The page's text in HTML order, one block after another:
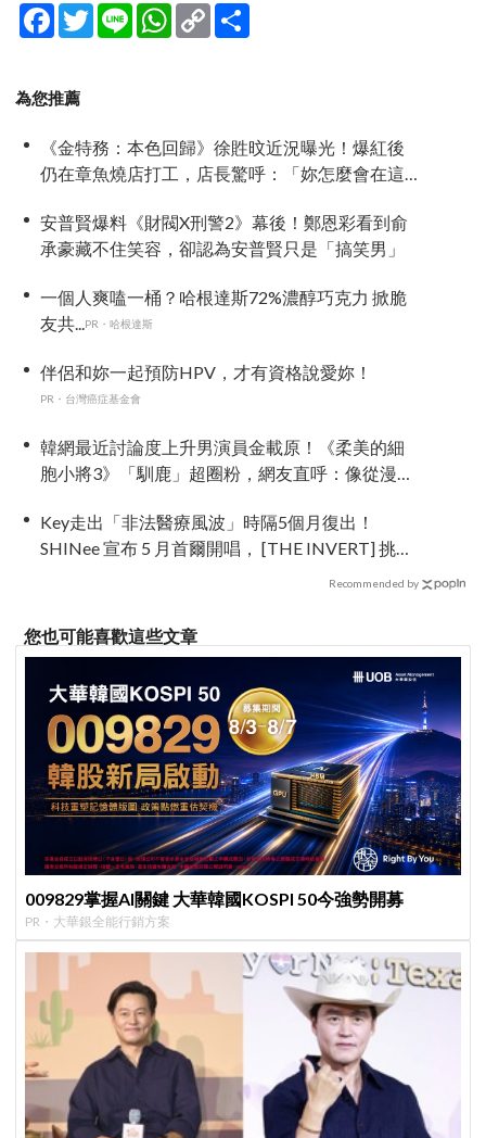
Facebook
TwitterLine WhatsApp
Copy
Link
為您推薦
《金特務：本色回歸》徐貹旼近況曝光！爆紅後
仍在章魚燒店打工，店長驚呼：「妳怎麼會在這
安普賢爆料《財閥X刑警2》幕後！鄭恩彩看到俞
承豪藏不住笑容，卻認為安普賢只是「搞笑男」
一個人爽嗑一桶？哈根達斯72%濃醇巧克力 掀脆
友共...PR・哈根達斯
伴侶和妳一起預防HPV，才有資格說愛妳！
PR・台灣癌症基金會
韓網最近討論度上升男演員金載原！《柔美的細
胞小將3》「馴鹿」超圈粉，網友直呼：像從漫畫
Key走出「非法醫療風波」時隔5個月復出！
SHINee 宣布 5 月首爾開唱， [THE INVERT] 挑戰
Recommended by
您也可能喜歡這些文章
009829掌握AI關鍵 大華韓國KOSPI 50今強勢開募
PR・大華銀全能行銷方案